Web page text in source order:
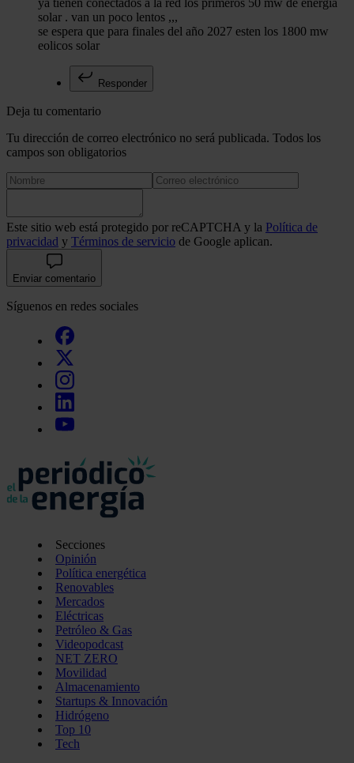
ya tienen conectados a la red los primeros 50 mw de energia
solar . van un poco lentos ,,,
se espera que para finales del año 2027 esten los 1800 mw
eolicos solar
Responder
Deja tu comentario
Tu dirección de correo electrónico no será publicada. Todos los
campos son obligatorios
Este sitio web está protegido por reCAPTCHA y la Política de
privacidad y Términos de servicio de Google aplican.
Enviar comentario
Síguenos en redes sociales
Secciones
Opinión
Política energética
Renovables
Mercados
Eléctricas
Petróleo & Gas
Videopodcast
NET ZERO
Movilidad
Almacenamiento
Startups & Innovación
Hidrógeno
Top 10
Tech